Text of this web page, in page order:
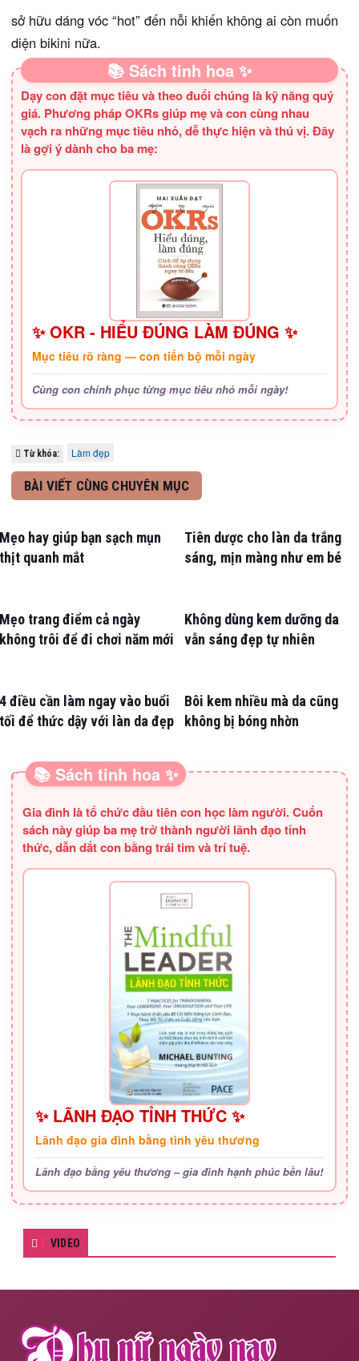
sở hữu dáng vóc “hot” đến nỗi khiến không ai còn muốn
diện bikini nữa.
📚 Sách tinh hoa ✨
Dạy con đặt mục tiêu và theo đuổi chúng là kỹ năng quý
giá. Phương pháp OKRs giúp mẹ và con cùng nhau
vạch ra những mục tiêu nhỏ, dễ thực hiện và thú vị. Đây
là gợi ý dành cho ba mẹ:
✨ OKR - HIỂU ĐÚNG LÀM ĐÚNG ✨
Mục tiêu rõ ràng — con tiến bộ mỗi ngày
Cùng con chinh phục từng mục tiêu nhỏ mỗi ngày!
Từ khóa: Làm đẹp
BÀI VIẾT CÙNG CHUYÊN MỤC
Mẹo hay giúp bạn sạch mụn
thịt quanh mắt
Tiên dược cho làn da trắng
sáng, mịn màng như em bé
Mẹo trang điểm cả ngày
không trôi để đi chơi năm mới
Không dùng kem dưỡng da
vẫn sáng đẹp tự nhiên
4 điều cần làm ngay vào buổi
tối để thức dậy với làn da đẹp
Bôi kem nhiều mà da cũng
không bị bóng nhờn
SÁCH HAY CHO BA MẸ
📚 Sách tinh hoa ✨
Gia đình là tổ chức đầu tiên con học làm người. Cuốn
sách này giúp ba mẹ trở thành người lãnh đạo tỉnh
thức, dẫn dắt con bằng trái tim và trí tuệ.
✨ LÃNH ĐẠO TỈNH THỨC ✨
Lãnh đạo gia đình bằng tình yêu thương
Lãnh đạo bằng yêu thương – gia đình hạnh phúc bền lâu!
VIDEO